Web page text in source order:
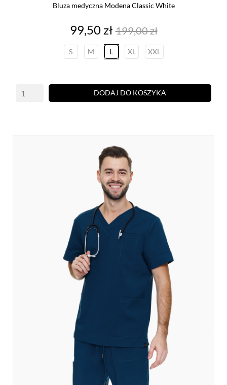
Bluza medyczna Modena Classic White
Cena
99,50 złCena
podstawowa
199,00 zł
S M L XL XXL
DODAJ DO KOSZYKA